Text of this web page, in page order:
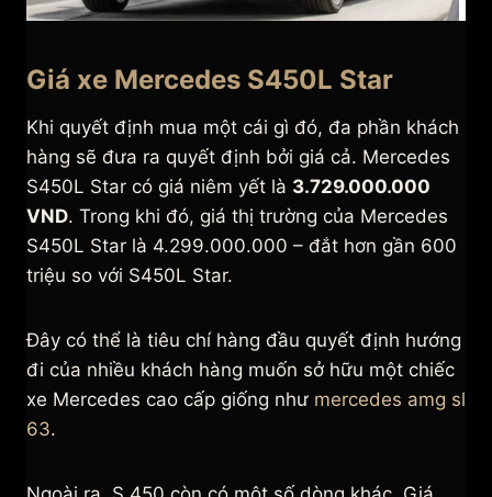
Giá xe Mercedes S450L Star
Khi quyết định mua một cái gì đó, đa phần khách
hàng sẽ đưa ra quyết định bởi giá cả. Mercedes
S450L Star có giá niêm yết là 3.729.000.000
VND. Trong khi đó, giá thị trường của Mercedes
S450L Star là 4.299.000.000 – đắt hơn gần 600
triệu so với S450L Star.
Đây có thể là tiêu chí hàng đầu quyết định hướng
đi của nhiều khách hàng muốn sở hữu một chiếc
xe Mercedes cao cấp giống như mercedes amg sl
63.